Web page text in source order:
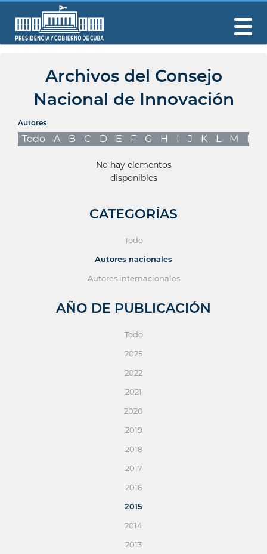
Archivos del Consejo
Nacional de Innovación
Autores
Todo A B C D E F G H I J K L M N
No hay elementos
disponibles
CATEGORÍAS
Todo
Autores nacionales
Autores internacionales
AÑO DE PUBLICACIÓN
Todo
2025
2022
2021
2020
2019
2018
2017
2016
2015
2014
2013